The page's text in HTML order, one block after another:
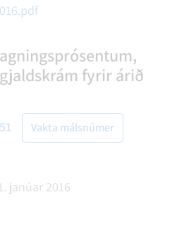
fyrir árið
Vakta málsnúmer
janúar 2016